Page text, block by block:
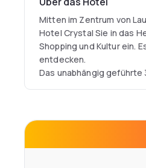
Mitten im Zentrum von
Hotel Crystal Sie in das
Shopping und Kultur ein.
entdecken.
Das unabhängig geführte
Lassen Sie sich von
verführen. Kein Raum ist